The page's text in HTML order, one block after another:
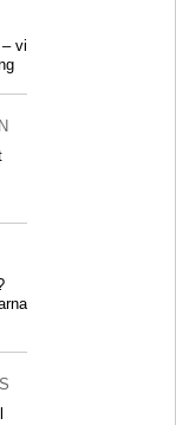
vi